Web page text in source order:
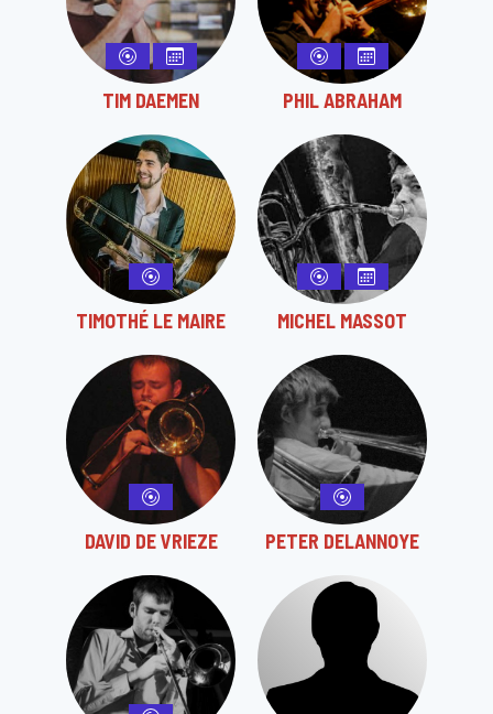
TIM DAEMEN PHIL ABRAHAM
TIMOTHÉ LE MAIRE MICHEL MASSOT
DAVID DE VRIEZE PETER DELANNOYE